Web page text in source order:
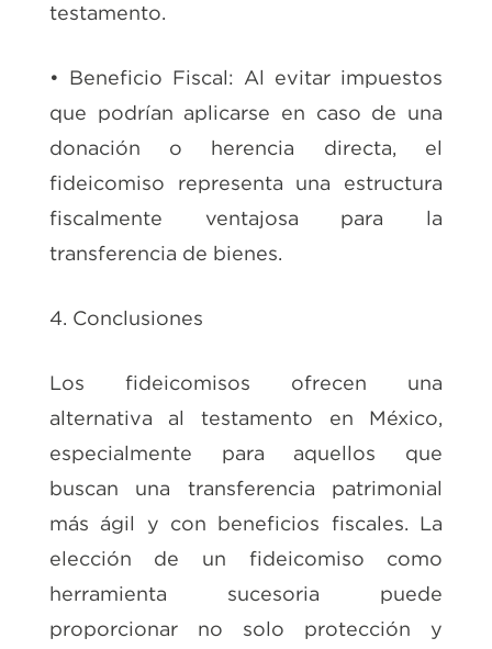
testamento.
• Beneficio Fiscal: Al evitar impuestos
que podrían aplicarse en caso de una
donación o herencia directa, el
fideicomiso representa una estructura
fiscalmente ventajosa para la
transferencia de bienes.
4. Conclusiones
Los fideicomisos ofrecen una
alternativa al testamento en México,
especialmente para aquellos que
buscan una transferencia patrimonial
más ágil y con beneficios fiscales. La
elección de un fideicomiso como
herramienta sucesoria puede
proporcionar no solo protección y